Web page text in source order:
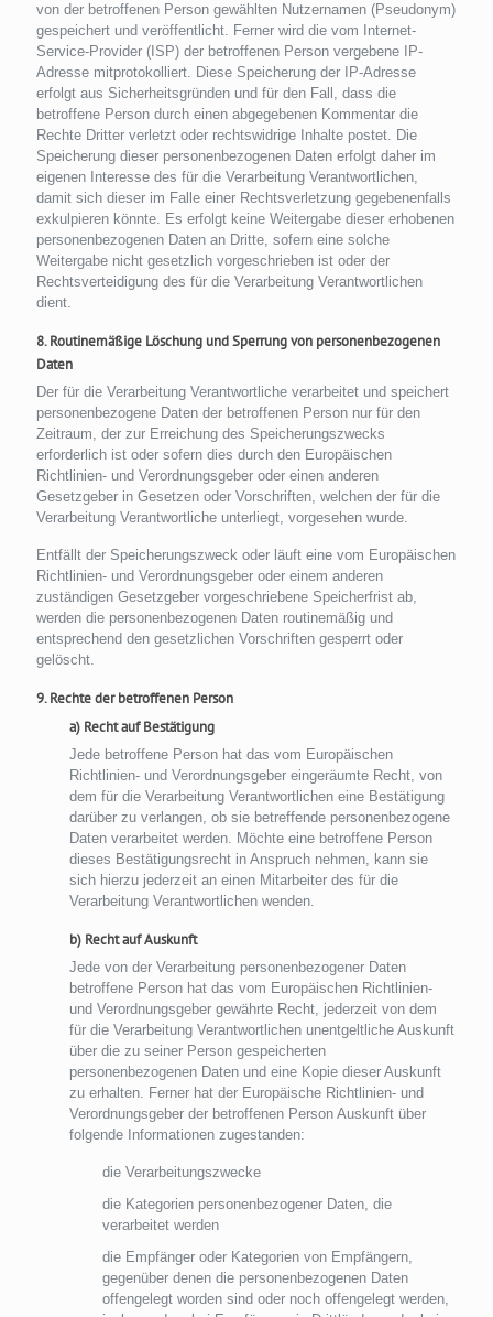
von der betroffenen Person gewählten Nutzernamen (Pseudonym)
gespeichert und veröffentlicht. Ferner wird die vom Internet-
Service-Provider (ISP) der betroffenen Person vergebene IP-
Adresse mitprotokolliert. Diese Speicherung der IP-Adresse
erfolgt aus Sicherheitsgründen und für den Fall, dass die
betroffene Person durch einen abgegebenen Kommentar die
Rechte Dritter verletzt oder rechtswidrige Inhalte postet. Die
Speicherung dieser personenbezogenen Daten erfolgt daher im
eigenen Interesse des für die Verarbeitung Verantwortlichen,
damit sich dieser im Falle einer Rechtsverletzung gegebenenfalls
exkulpieren könnte. Es erfolgt keine Weitergabe dieser erhobenen
personenbezogenen Daten an Dritte, sofern eine solche
Weitergabe nicht gesetzlich vorgeschrieben ist oder der
Rechtsverteidigung des für die Verarbeitung Verantwortlichen
dient.
8. Routinemäßige Löschung und Sperrung von personenbezogenen
Daten
Der für die Verarbeitung Verantwortliche verarbeitet und speichert
personenbezogene Daten der betroffenen Person nur für den
Zeitraum, der zur Erreichung des Speicherungszwecks
erforderlich ist oder sofern dies durch den Europäischen
Richtlinien- und Verordnungsgeber oder einen anderen
Gesetzgeber in Gesetzen oder Vorschriften, welchen der für die
Verarbeitung Verantwortliche unterliegt, vorgesehen wurde.
Entfällt der Speicherungszweck oder läuft eine vom Europäischen
Richtlinien- und Verordnungsgeber oder einem anderen
zuständigen Gesetzgeber vorgeschriebene Speicherfrist ab,
werden die personenbezogenen Daten routinemäßig und
entsprechend den gesetzlichen Vorschriften gesperrt oder
gelöscht.
9. Rechte der betroffenen Person
a) Recht auf Bestätigung
Jede betroffene Person hat das vom Europäischen
Richtlinien- und Verordnungsgeber eingeräumte Recht, von
dem für die Verarbeitung Verantwortlichen eine Bestätigung
darüber zu verlangen, ob sie betreffende personenbezogene
Daten verarbeitet werden. Möchte eine betroffene Person
dieses Bestätigungsrecht in Anspruch nehmen, kann sie
sich hierzu jederzeit an einen Mitarbeiter des für die
Verarbeitung Verantwortlichen wenden.
b) Recht auf Auskunft
Jede von der Verarbeitung personenbezogener Daten
betroffene Person hat das vom Europäischen Richtlinien-
und Verordnungsgeber gewährte Recht, jederzeit von dem
für die Verarbeitung Verantwortlichen unentgeltliche Auskunft
über die zu seiner Person gespeicherten
personenbezogenen Daten und eine Kopie dieser Auskunft
zu erhalten. Ferner hat der Europäische Richtlinien- und
Verordnungsgeber der betroffenen Person Auskunft über
folgende Informationen zugestanden:
die Verarbeitungszwecke
die Kategorien personenbezogener Daten, die
verarbeitet werden
die Empfänger oder Kategorien von Empfängern,
gegenüber denen die personenbezogenen Daten
offengelegt worden sind oder noch offengelegt werden,